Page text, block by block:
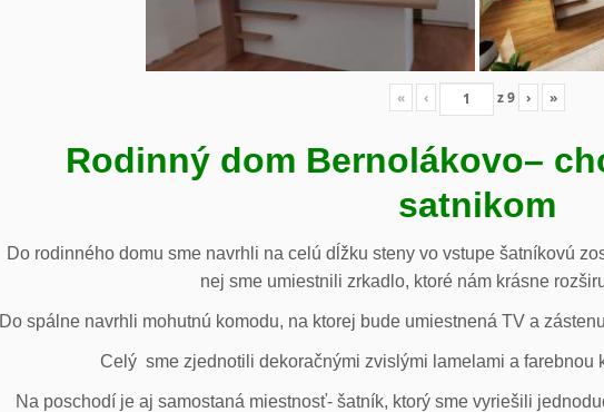
« ‹ z9 › »
Rodinný dom Bernolákovo–
satnikom
Do rodinného domu sme navrhli na celú dĺžku steny vo vstupe šatníkovú
nej sme umiestnili zrkadlo, ktoré nám krásne
Do spálne navrhli mohutnú komodu, na ktorej bude umiestnená TV a
Celý sme zjednotili dekoračnými zvislými lamelami a farebnou
Na poschodí je aj samostaná miestnosť- šatník, ktorý sme vyriešili